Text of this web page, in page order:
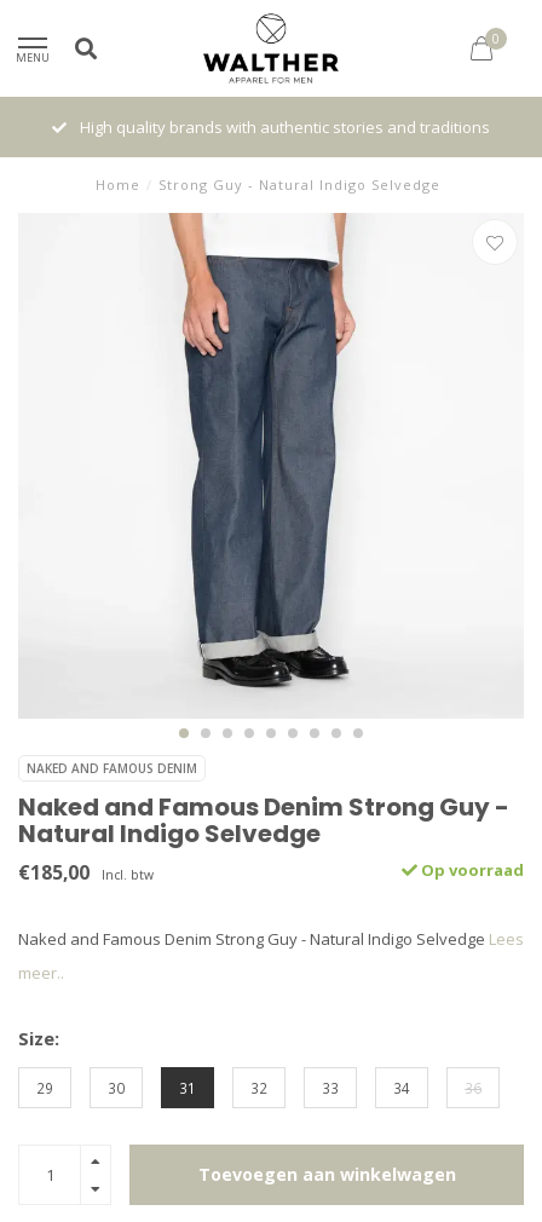
MENU
0
High quality brands with authentic stories and traditions
Home / Strong Guy - Natural Indigo Selvedge
NAKED AND FAMOUS DENIM
Naked and Famous Denim Strong Guy -
Natural Indigo Selvedge
€185,00 Incl. btw Op voorraad
Naked and Famous Denim Strong Guy - Natural Indigo Selvedge Lees
meer..
Size:
29 30 31 32 33 34 36
Toevoegen aan winkelwagen